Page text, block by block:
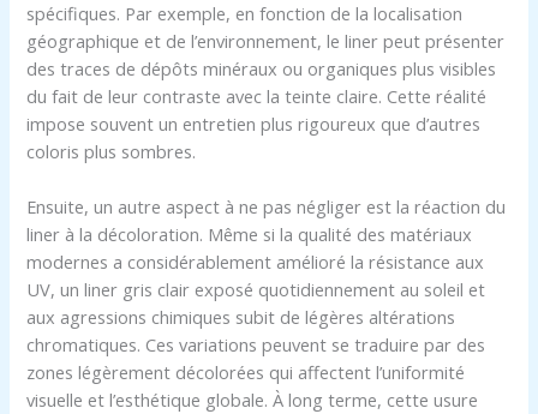
spécifiques. Par exemple, en fonction de la localisation
géographique et de l’environnement, le liner peut présenter
des traces de dépôts minéraux ou organiques plus visibles
du fait de leur contraste avec la teinte claire. Cette réalité
impose souvent un entretien plus rigoureux que d’autres
coloris plus sombres.
Ensuite, un autre aspect à ne pas négliger est la réaction du
liner à la décoloration. Même si la qualité des matériaux
modernes a considérablement amélioré la résistance aux
UV, un liner gris clair exposé quotidiennement au soleil et
aux agressions chimiques subit de légères altérations
chromatiques. Ces variations peuvent se traduire par des
zones légèrement décolorées qui affectent l’uniformité
visuelle et l’esthétique globale. À long terme, cette usure